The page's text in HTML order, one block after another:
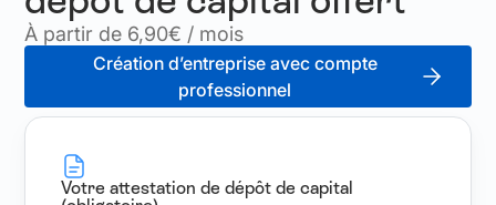
À partir de 6,90€ / mois
Création d’entreprise avec compte
professionnel
Votre attestation de dépôt de capital